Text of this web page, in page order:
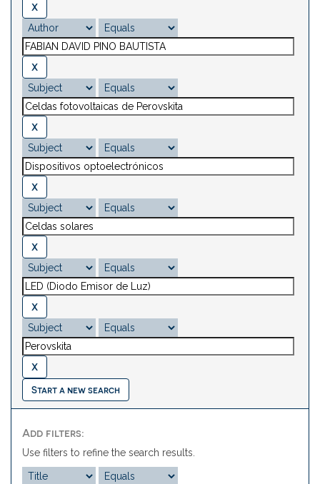
Start a new search
Add filters:
Use filters to refine the search results.